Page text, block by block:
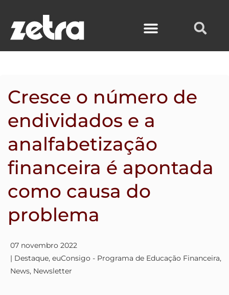
Cresce o número de
endividados e a
analfabetização
financeira é apontada
como causa do
problema
07 novembro 2022
| Destaque, euConsigo - Programa de Educação Financeira,
News, Newsletter